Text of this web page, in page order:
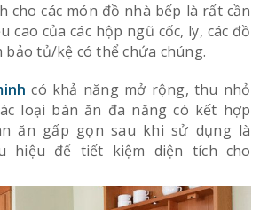
cho các món đồ nhà bếp là rất cần
cao của các hộp ngũ cốc, ly, các đồ
bảo tủ/kệ có thể chứa chúng.
có khả năng mở rộng, thu nhỏ
loại bàn ăn đa năng có kết hợp
ăn gấp gọn sau khi sử dụng là
hiệu để tiết kiệm diện tích cho